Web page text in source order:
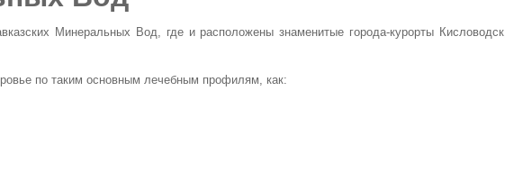
Минеральных Вод, где и расположены знаменитые города-курорты Кисловодск,
по таким основным лечебным профилям, как: